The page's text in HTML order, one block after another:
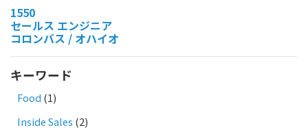
1550
セールス エンジニア
コロンバス / オハイオ
キーワード
Food (1)
Inside Sales (2)